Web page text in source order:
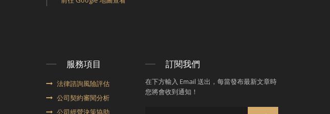
服務項目
法律諮詢風險評估
公司契約審閱分析
公司經營決策協助
訂閱我們
在下方輸入 Email 送出，每當發布最新文章時
您將會收到通知！